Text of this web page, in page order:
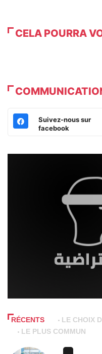
CELA POURRA
Suivez-nous sur
facebook
RÉCENTS
LE CHOIX
LE PLUS COMMUN